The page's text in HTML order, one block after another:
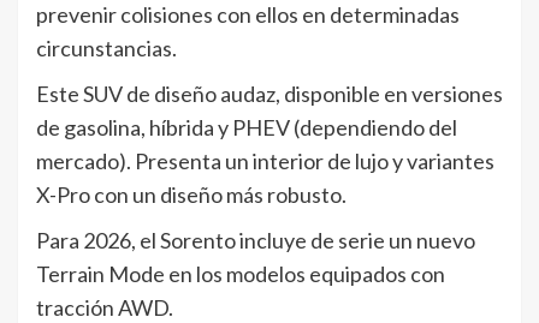
prevenir colisiones con ellos en determinadas
circunstancias.
Este SUV de diseño audaz, disponible en versiones
de gasolina, híbrida y PHEV (dependiendo del
mercado). Presenta un interior de lujo y variantes
X-Pro con un diseño más robusto.
Para 2026, el Sorento incluye de serie un nuevo
Terrain Mode en los modelos equipados con
tracción AWD.